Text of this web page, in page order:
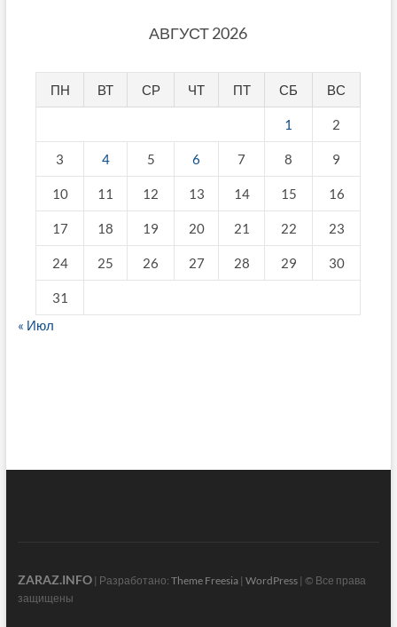
АВГУСТ 2026
ПН ВТ СР ЧТ ПТ СБ ВС
1 2
3 4 5 6 7 8 9
10 11 12 13 14 15 16
17 18 19 20 21 22 23
24 25 26 27 28 29 30
31
« Июл
ZARAZ.INFO| Разработано: Theme Freesia| WordPress| © Все права
защищены